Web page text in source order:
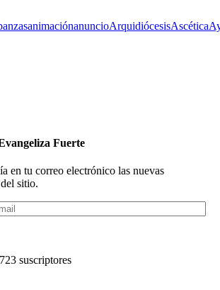
animaciónanuncioArquidiócesisAscética
Fuerte
en tu correo electrónico las nuevas
sitio.
suscriptores